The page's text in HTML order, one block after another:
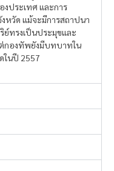
ประเทศ และการ
หวัด แม้จะมีการสถาปนา
ทรงเป็นประมุขและ
กองทัพยังมีบทบาทใน
ในปี 2557